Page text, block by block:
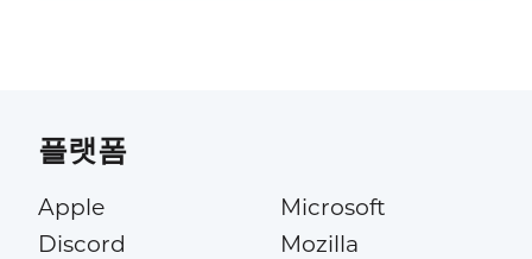
플랫폼
Apple
Discord
Microsoft
Mozilla